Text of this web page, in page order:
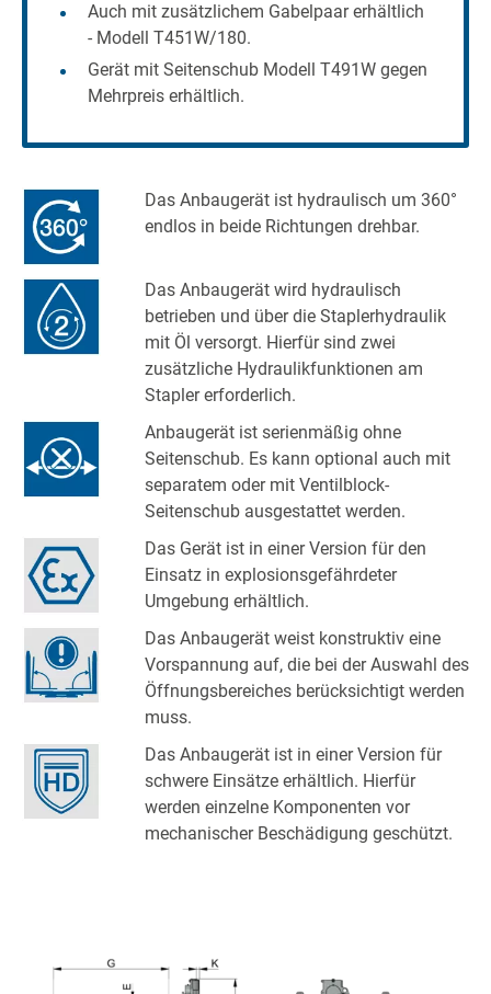
Auch mit zusätzlichem Gabelpaar erhältlich
- Modell T451W/180.
Gerät mit Seitenschub Modell T491W gegen
Mehrpreis erhältlich.
Das Anbaugerät ist hydraulisch um 360°
endlos in beide Richtungen drehbar.
Das Anbaugerät wird hydraulisch
betrieben und über die Staplerhydraulik
mit Öl versorgt. Hierfür sind zwei
zusätzliche Hydraulikfunktionen am
Stapler erforderlich.
Anbaugerät ist serienmäßig ohne
Seitenschub. Es kann optional auch mit
separatem oder mit Ventilblock-
Seitenschub ausgestattet werden.
Das Gerät ist in einer Version für den
Einsatz in explosionsgefährdeter
Umgebung erhältlich.
Das Anbaugerät weist konstruktiv eine
Vorspannung auf, die bei der Auswahl des
Öffnungsbereiches berücksichtigt werden
muss.
Das Anbaugerät ist in einer Version für
schwere Einsätze erhältlich. Hierfür
werden einzelne Komponenten vor
mechanischer Beschädigung geschützt.